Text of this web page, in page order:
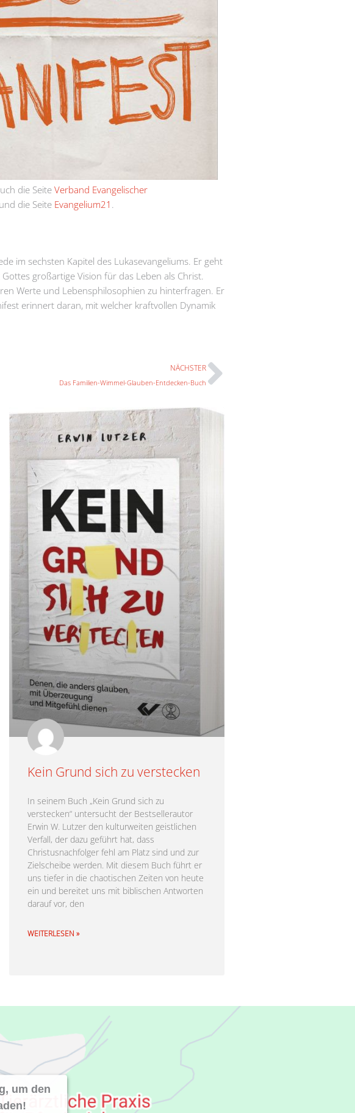
die SeiteVerband Evangelischer
und die Seite Evangelium21
im sechsten Kapitel des Lukasevangeliums. Er geht
großartige Vision für das Leben als Christ.
Werte und Lebensphilosophien zu hinterfragen. Er
erinnert daran, mit welcher kraftvollen Dynamik
NÄCHSTER
Das Familien-Wimmel-Glauben-Entdecken-BuchNächster
Kein Grund sich zu verstecken
In seinem Buch „Kein Grund sich zu
verstecken“ untersucht der Bestsellerautor
Erwin W. Lutzer den kulturweiten geistlichen
Verfall, der dazu geführt hat, dass
Christusnachfolger fehl am Platz sind und zur
Zielscheibe werden. Mit diesem Buch führt er
uns tiefer in die chaotischen Zeiten von heute
ein und bereitet uns mit biblischen Antworten
darauf vor, den
WEITERLESEN »
um den